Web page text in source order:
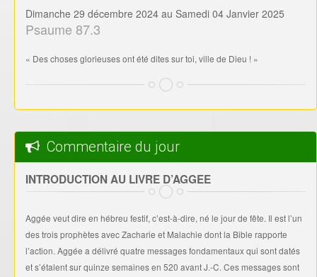
Dimanche 29 décembre 2024 au Samedi 04 Janvier 2025
Psaume 87.3
« Des choses glorieuses ont été dites sur toi, ville de Dieu ! »
Commentaire du jour
INTRODUCTION AU LIVRE D’AGGEE
Aggée veut dire en hébreu festif, c’est-à-dire, né le jour de fête. Il est l’un
des trois prophètes avec Zacharie et Malachie dont la Bible rapporte
l’action. Aggée a délivré quatre messages fondamentaux qui sont datés
et s’étalent sur quinze semaines en 520 avant J.-C. Ces messages sont